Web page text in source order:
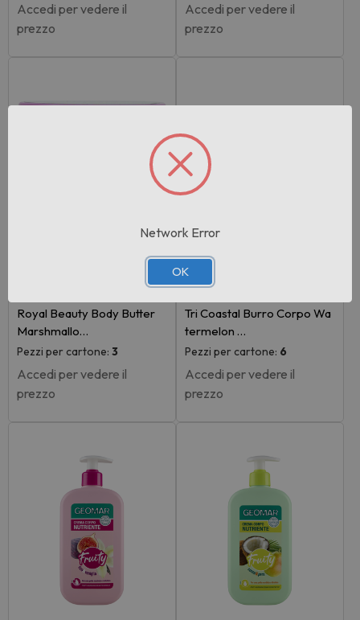
Accedi per vedere il
prezzo
Accedi per vedere il
prezzo
Royal Beauty Body Butter
Marshmallo…
Pezzi per cartone: 3
Accedi per vedere il
prezzo
Rif:104091
EAN: 8058040258877
Tri Coastal Burro Corpo Wa
termelon …
Pezzi per cartone: 6
Accedi per vedere il
prezzo
Network Error
OK